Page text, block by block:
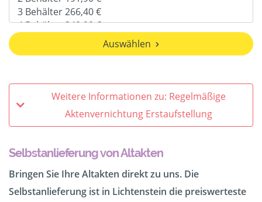
Auswählen
Weitere Informationen zu: Regelmäßige
Aktenvernichtung Erstaufstellung
Selbstanlieferung von Altakten
Bringen Sie Ihre Altakten direkt zu uns. Die
Selbstanlieferung ist in Lichtenstein die preiswerteste